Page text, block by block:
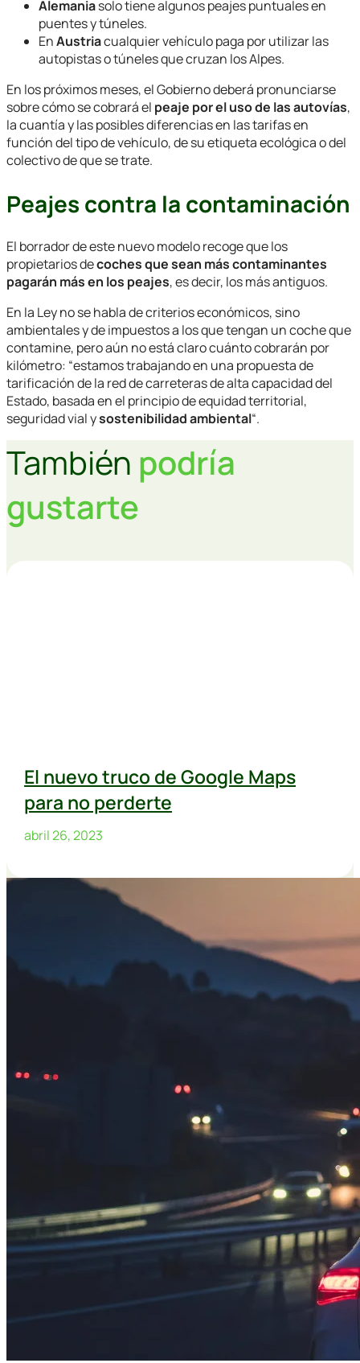
Alemaniasolo tiene algunos peajes puntuales en
puentes y túneles.
EnAustriacualquier vehículo paga por utilizar las
autopistas o túneles que cruzan los Alpes.
En los próximos meses, el Gobierno deberá pronunciarse
sobre cómo se cobrará el peaje por el uso de las autovías,
la cuantía y las posibles diferencias en las tarifas en
función del tipo de vehículo, de su etiqueta ecológica o del
colectivo de que se trate.
Peajes contra la contaminación
El borrador de este nuevo modelo recoge que los
propietarios decoches que sean más contaminantes
pagarán más en los peajes, es decir, los más antiguos.
En la Ley no se habla de criterios económicos, sino
ambientales y de impuestos a los que tengan un coche que
contamine, pero aún no está claro cuánto cobrarán por
kilómetro: “estamos trabajando en una propuesta de
tarificación de la red de carreteras de alta capacidad del
Estado, basada en el principio de equidad territorial,
seguridad vial ysostenibilidad ambiental“.
También podría
gustarte
El nuevo truco de Google Maps
para no perderte
abril 26, 2023